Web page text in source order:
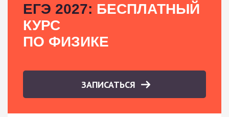
ЕГЭ 2027: БЕСПЛАТНЫЙ
КУРС
ПО ФИЗИКЕ
ЗАПИСАТЬСЯ